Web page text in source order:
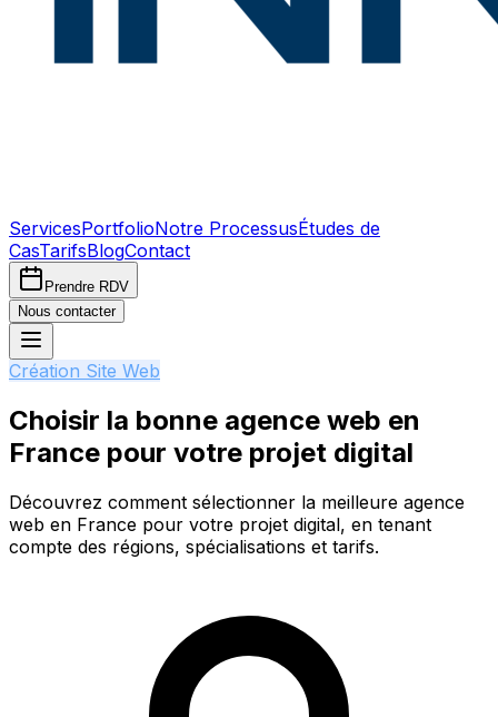
ServicesPortfolioNotre ProcessusÉtudes de
CasTarifsBlogContact
Prendre RDV
Nous contacter
Création Site Web
Choisir la bonne agence web en
France pour votre projet digital
Découvrez comment sélectionner la meilleure agence
web en France pour votre projet digital, en tenant
compte des régions, spécialisations et tarifs.